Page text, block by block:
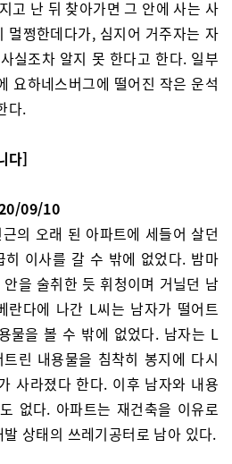
고 난 뒤 찾아가면 그 안에 사는 사
멀쩡한데다가, 심지어 거주자는 자
실조차 알지 못 한다고 한다. 일부
요하네스버그에 떨어진 작은 운석
다.
다]
09/10
의 오래 된 아파트에 세들어 살던
히 이사를 갈 수 밖에 없었다. 밤마
을 술취한 듯 휘청이며 거닐던 남
란다에 나간 L씨는 남자가 떨어트
물을 볼 수 밖에 없었다. 남자는 L
린 내용물을 침착히 봉지에 다시
사라졌다 한다. 이후 남자와 내용
없다. 아파트는 재건축을 이유로
상태의 쓰레기공터로 남아 있다.